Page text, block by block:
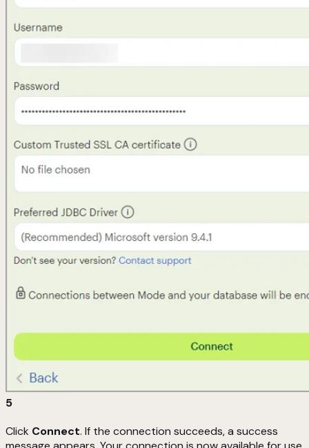
5
Click Connect. If the connection succeeds, a success